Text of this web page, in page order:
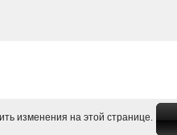
изменения на этой странице.